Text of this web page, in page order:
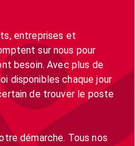
entreprises et
sur nous pour
besoin. Avec plus de
disponibles chaque jour
de trouver le poste
démarche. Tous nos